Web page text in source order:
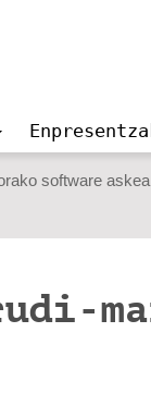
software askea